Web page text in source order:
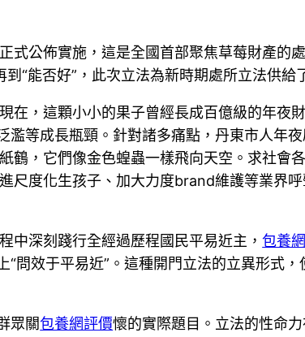
式公佈實施，這是全國首部聚焦草莓財產的
“能否好”，此次立法為新時期處所立法供給
在，這顆小小的果子曾經長成百億級的年夜
等成長瓶頸。針對諸多痛點，丹東市人年
鶴，它們像金色蝗蟲一樣飛向天空。求社會
尺度化生孩子、加大力度brand維護等業界
中深刻踐行全經過歷程國民平易近主，包養
“問效于平易近”。這種開門立法的立異形式
眾關包養網評價懷的實際題目。立法的性命力